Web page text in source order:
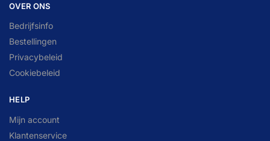
OVER ONS
Bedrijfsinfo
Bestellingen
Privacybeleid
Cookiebeleid
HELP
Mijn account
Klantenservice